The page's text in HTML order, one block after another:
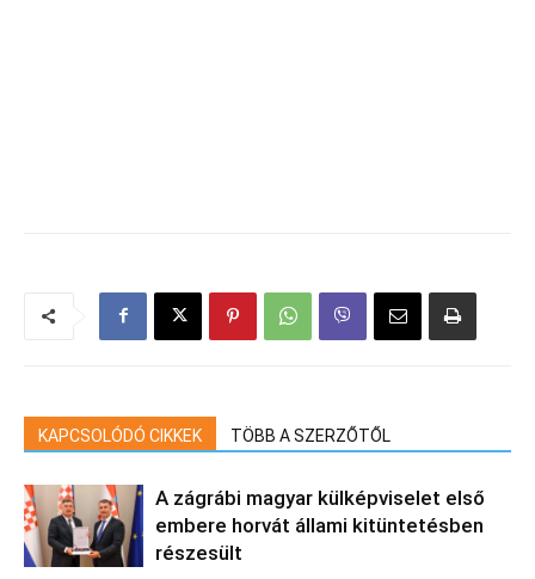
KAPCSOLÓDÓ CIKKEK TÖBB A SZERZŐTŐL
A zágrábi magyar külképviselet első
embere horvát állami kitüntetésben
részesült